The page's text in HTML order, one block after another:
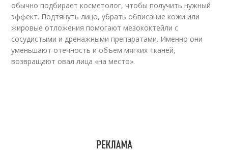
обычно подбирает косметолог, чтобы получить нужный
эффект. Подтянуть лицо, убрать обвисание кожи или
жировые отложения помогают мезококтейли с
сосудистыми и дренажными препаратами. Именно они
уменьшают отечность и объем мягких тканей,
возвращают овал лица «на место».